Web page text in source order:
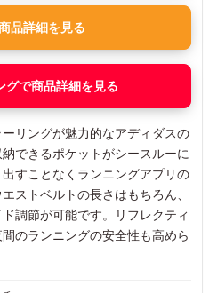
品詳細を見る
で商品詳細を見る
リングが魅力的なアディダスの
できるポケットがシースルーに
すことなくランニングアプリの
ストベルトの長さはもちろん、
調節が可能です。リフレクティ
のランニングの安全性も高めら